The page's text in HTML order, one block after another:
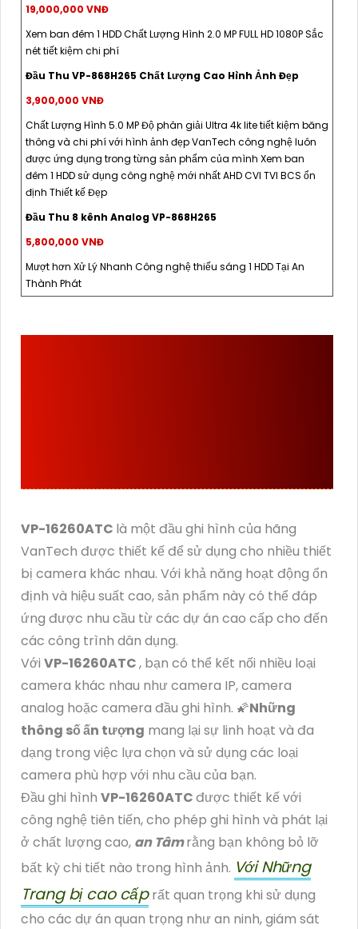
19,000,000 VNĐ
Xem ban đêm 1 HDD Chất Lượng Hình 2.0 MP FULL HD 1080P Sắc
nét tiết kiệm chi phí
Đầu Thu VP-868H265 Chất Lượng Cao Hình Ảnh Đẹp
3,900,000 VNĐ
Chất Lượng Hình 5.0 MP Độ phân giải Ultra 4k lite tiết kiệm băng
thông và chi phí với hình ảnh đẹp VanTech công nghệ luôn
được ứng dụng trong từng sản phẩm của mình Xem ban
đêm 1 HDD sử dụng công nghệ mới nhất AHD CVI TVI BCS ổn
định Thiết kế Đẹp
Đầu Thu 8 kênh Analog VP-868H265
5,800,000 VNĐ
Mượt hơn Xử Lý Nhanh Công nghệ thiếu sáng 1 HDD Tại An
Thành Phát
VP-16260ATC là một đầu ghi hình của hãng
VanTech được thiết kế để sử dụng cho nhiều thiết
bị camera khác nhau. Với khả năng hoạt động ổn
định và hiệu suất cao, sản phẩm này có thể đáp
ứng được nhu cầu từ các dự án cao cấp cho đến
các công trình dân dụng.
Với VP-16260ATC, bạn có thể kết nối nhiều loại
camera khác nhau như camera IP, camera
analog hoặc camera đầu ghi hình. 🌠Những
thông số ấn tượng mang lại sự linh hoạt và đa
dạng trong việc lựa chọn và sử dụng các loại
camera phù hợp với nhu cầu của bạn.
Đầu ghi hình VP-16260ATCđược thiết kế với
công nghệ tiên tiến, cho phép ghi hình và phát lại
ở chất lượng cao, an Tâmrằng bạn không bỏ lỡ
bất kỳ chi tiết nào trong hình ảnh. Với Những
Trang bị cao cấprất quan trọng khi sử dụng
cho các dự án quan trọng như an ninh, giám sát